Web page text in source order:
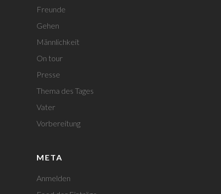
Freunde
Gehen
Männlichkeit
On tour
Presse
Thema des Tages
Vater
Vorbereitung
META
Anmelden